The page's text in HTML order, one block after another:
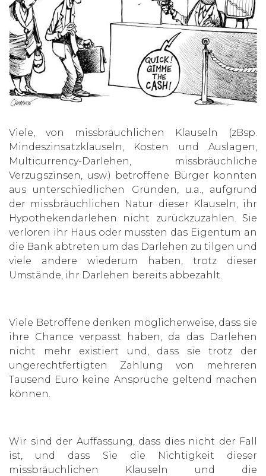
Viele, von missbräuchlichen Klauseln (zBsp.
Mindeszinsatzklauseln, Kosten und Auslagen,
Multicurrency-Darlehen, missbräuchliche
Verzugszinsen, usw.) betroffene Bürger konnten
aus unterschiedlichen Gründen, u.a., aufgrund
der missbräuchlichen Natur dieser Klauseln, ihr
Hypothekendarlehen nicht zurückzuzahlen. Sie
verloren ihr Haus oder mussten das Eigentum an
die Bank abtreten um das Darlehen zu tilgen und
viele andere wiederum haben, trotz dieser
Umstände, ihr Darlehen bereits abbezahlt.
Viele Betroffene denken möglicherweise, dass sie
ihre Chance verpasst haben, da das Darlehen
nicht mehr existiert und, dass sie trotz der
ungerechtfertigten Zahlung von mehreren
Tausend Euro keine Ansprüche geltend machen
können.
Wir sind der Auffassung, dass dies nicht der Fall
ist, und dass Sie die Nichtigkeit dieser
missbräuchlichen Klauseln und die